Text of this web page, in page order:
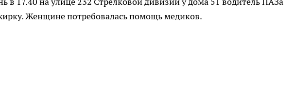
Женщине потребовалась помощь медиков.